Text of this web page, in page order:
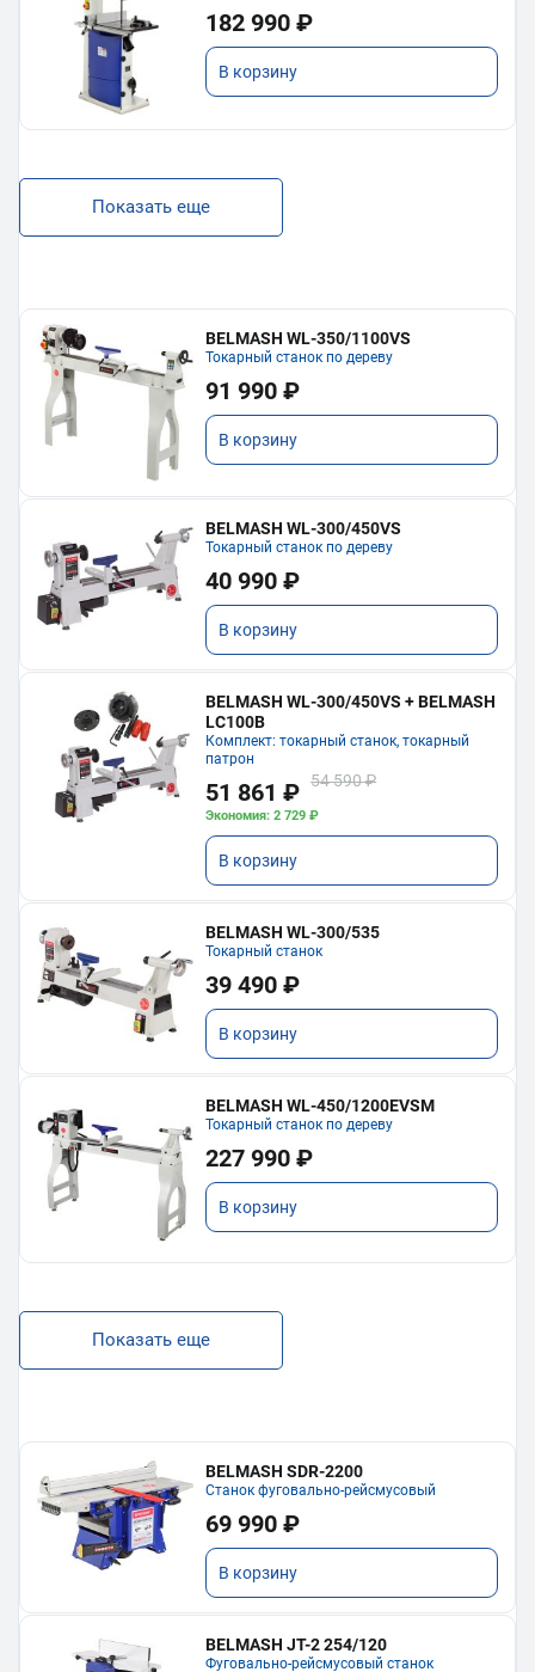
182 990 ₽
В корзину
Показать еще
BELMASH WL-350/1100VS
Токарный станок по дереву
91 990 ₽
В корзину
BELMASH WL-300/450VS
Токарный станок по дереву
40 990 ₽
В корзину
BELMASH WL-300/450VS + BELMASH
LC100B
Комплект: токарный станок, токарный
патрон
51 861 ₽ 54 590 ₽
Экономия: 2 729 ₽
В корзину
BELMASH WL-300/535
Токарный станок
39 490 ₽
В корзину
BELMASH WL-450/1200EVSM
Токарный станок по дереву
227 990 ₽
В корзину
Показать еще
BELMASH SDR-2200
Станок фуговально-рейсмусовый
69 990 ₽
В корзину
BELMASH JT-2 254/120
Фуговально-рейсмусовый станок